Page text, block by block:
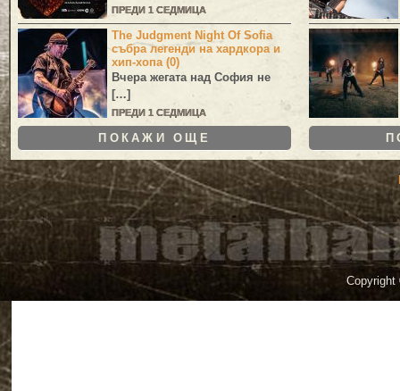
ПРЕДИ 1 СЕДМИЦА
The Judgment Night Of Sofia
събра легенди на хардкора и
хип-хопа (0)
Вчера жегата над София не
[…]
ПРЕДИ 1 СЕДМИЦА
ПОКАЖИ ОЩЕ